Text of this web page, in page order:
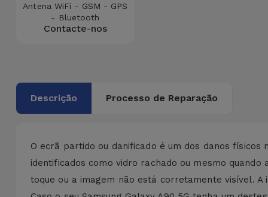
Auto e
Bicicleta
Computador
Acessórios
Tablet
Kids
Antena WiFi - GSM - GPS
- Bluetooth
Contacte-nos
Descrição Processo de Reparação
O ecrã partido ou danificado é um dos danos físicos
identificados como vidro rachado ou mesmo quando
toque ou a imagem não está corretamente visível. A